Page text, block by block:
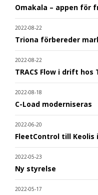
Omakala – appen för
2022-08-22
Triona förbereder
2022-08-22
TRACS Flow i drift hos
2022-08-18
C-Load moderniseras
2022-06-20
FleetControl till Keolis
2022-05-23
Ny styrelse
2022-05-17